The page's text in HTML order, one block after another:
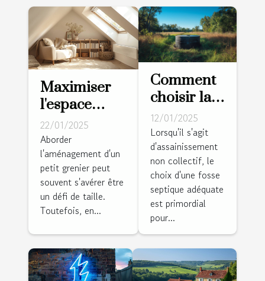
Maximiser
l'espace
dans un
petit grenier
avec le
minimalisme
scandinave
22/01/2025
Aborder
l'aménagement d'un
petit grenier peut
souvent s'avérer être
un défi de taille.
Toutefois, en...
Comment
choisir la
fosse
septique
adaptée à
votre
terrain et
besoins
12/01/2025
Lorsqu'il s'agit
d'assainissement
non collectif, le
choix d'une fosse
septique adéquate
est primordial
pour...